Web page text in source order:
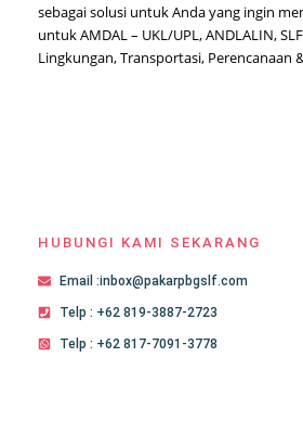
sebagai solusi untuk Anda yang ingin
untuk AMDAL – UKL/UPL, ANDLALIN,
Lingkungan, Transportasi, Perencanaan
HUBUNGI KAMI SEKARANG
Email :inbox@pakarpbgslf.com
Telp : +62 819-3887-2723
Telp : +62 817-7091-3778